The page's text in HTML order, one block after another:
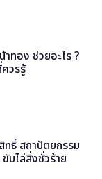
ทอง ช่วยอะไร ?
วรรู้
ธิ์ สถาปัตยกรรม
บไล่สิ่งชั่วร้าย